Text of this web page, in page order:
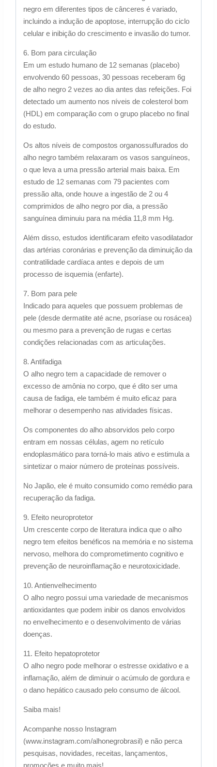
negro em diferentes tipos de cânceres é variado,
incluindo a indução de apoptose, interrupção do ciclo
celular e inibição do crescimento e invasão do tumor.
6. Bom para circulação
Em um estudo humano de 12 semanas (placebo)
envolvendo 60 pessoas, 30 pessoas receberam 6g
de alho negro 2 vezes ao dia antes das refeições. Foi
detectado um aumento nos níveis de colesterol bom
(HDL) em comparação com o grupo placebo no final
do estudo.
Os altos níveis de compostos organossulfurados do
alho negro também relaxaram os vasos sanguíneos,
o que leva a uma pressão arterial mais baixa. Em
estudo de 12 semanas com 79 pacientes com
pressão alta, onde houve a ingestão de 2 ou 4
comprimidos de alho negro por dia, a pressão
sanguínea diminuiu para na média 11,8 mm Hg.
Além disso, estudos identificaram efeito vasodilatador
das artérias coronárias e prevenção da diminuição da
contratilidade cardíaca antes e depois de um
processo de isquemia (enfarte).
7. Bom para pele
Indicado para aqueles que possuem problemas de
pele (desde dermatite até acne, psoríase ou rosácea)
ou mesmo para a prevenção de rugas e certas
condições relacionadas com as articulações.
8. Antifadiga
O alho negro tem a capacidade de remover o
excesso de amônia no corpo, que é dito ser uma
causa de fadiga, ele também é muito eficaz para
melhorar o desempenho nas atividades físicas.
Os componentes do alho absorvidos pelo corpo
entram em nossas células, agem no retículo
endoplasmático para torná-lo mais ativo e estimula a
sintetizar o maior número de proteínas possíveis.
No Japão, ele é muito consumido como remédio para
recuperação da fadiga.
9. Efeito neuroprotetor
Um crescente corpo de literatura indica que o alho
negro tem efeitos benéficos na memória e no sistema
nervoso, melhora do comprometimento cognitivo e
prevenção de neuroinflamação e neurotoxicidade.
10. Antienvelhecimento
O alho negro possui uma variedade de mecanismos
antioxidantes que podem inibir os danos envolvidos
no envelhecimento e o desenvolvimento de várias
doenças.
11. Efeito hepatoprotetor
O alho negro pode melhorar o estresse oxidativo e a
inflamação, além de diminuir o acúmulo de gordura e
o dano hepático causado pelo consumo de álcool.
Saiba mais!
Acompanhe nosso Instagram
(www.instagram.com/alhonegrobrasil) e não perca
pesquisas, novidades, receitas, lançamentos,
promoções e muito mais!